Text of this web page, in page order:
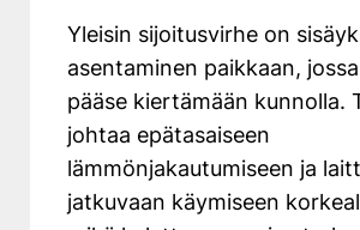
Yleisin sijoitusvirhe on
asentaminen paikkaan,
pääse kiertämään kunnolla.
johtaa epätasaiseen
lämmönjakautumiseen ja
jatkuvaan käymiseen